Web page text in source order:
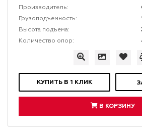
Производитель:
Грузоподъемность:
Высота подъема:
Количество опор:
КУПИТЬ В 1 КЛИК
В КОРЗИНУ